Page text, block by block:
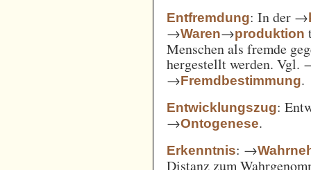
Entfremdung: In der →
→Waren→produktion
Menschen als fremde
hergestellt werden. Vgl.
→Fremdbestimmung.
Entwicklungszug:
→Ontogenese.
Erkenntnis: →
Distanz zum